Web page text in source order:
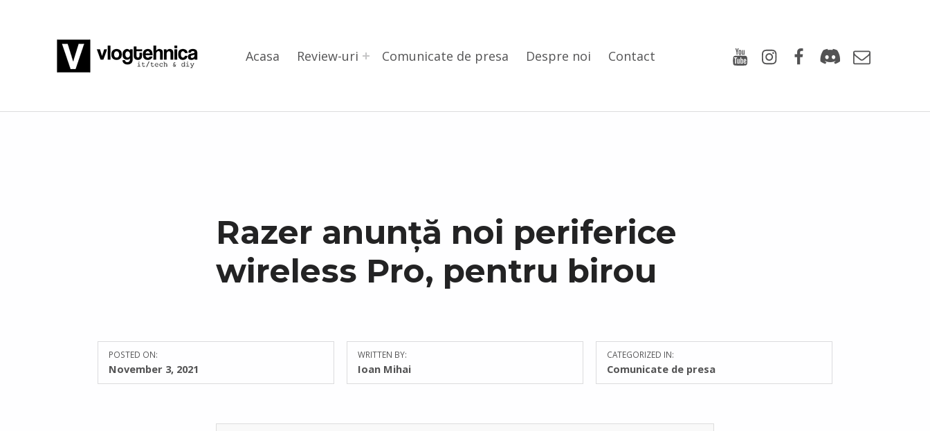
Acasa Review-uri Comunicate de presa Despre noi Contact
Razer anunță noi periferice
wireless Pro, pentru birou
POSTED ON:
November 3, 2021
WRITTEN BY:
Ioan Mihai
COMMENTS: CATEGORIZED IN:
Comunicate de presa